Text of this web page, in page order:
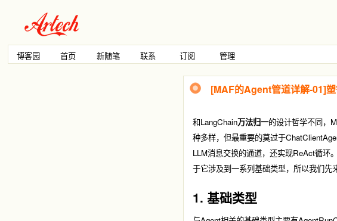
博客园 首页 新随笔 联系 订阅 管理
[MAF的Agent管道详解-01]
和LangChain万法归一的设计哲学不同，
种多样，但最重要的莫过于
LLM消息交换的通道，还实现ReAct循环
于它涉及到一系列基础类型，所以我们先
1. 基础类型